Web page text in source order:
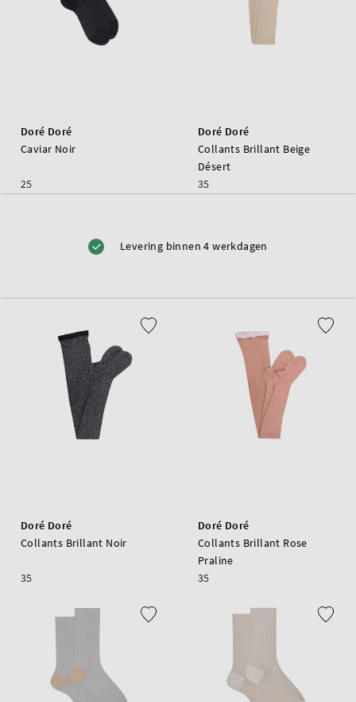
Doré Doré
Caviar Noir
25
Doré Doré
Collants Brillant Beige
Désert
35
Doré Doré
Collants Brillant Noir
35
Doré Doré
Collants Brillant Rose
Praline
35
Levering binnen 4 werkdagen